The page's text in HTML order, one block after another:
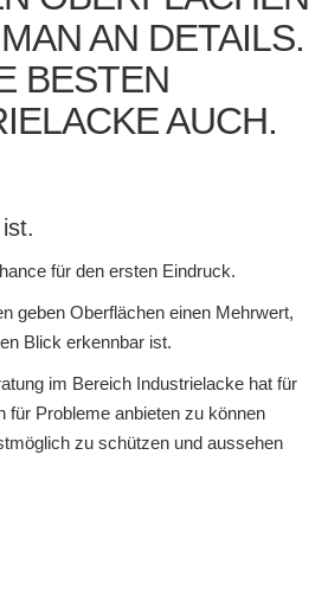
AN DETAILS.
BESTEN
AUCH.
für den ersten Eindruck.
geben Oberflächen einen Mehrwert,
Blick erkennbar ist.
im Bereich Industrielacke hat für
für Probleme anbieten zu können
zu schützen und aussehen